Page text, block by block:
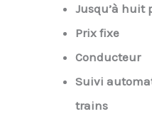
Jusqu’à huit
Prix fixe
Conducteur
Suivi
trains